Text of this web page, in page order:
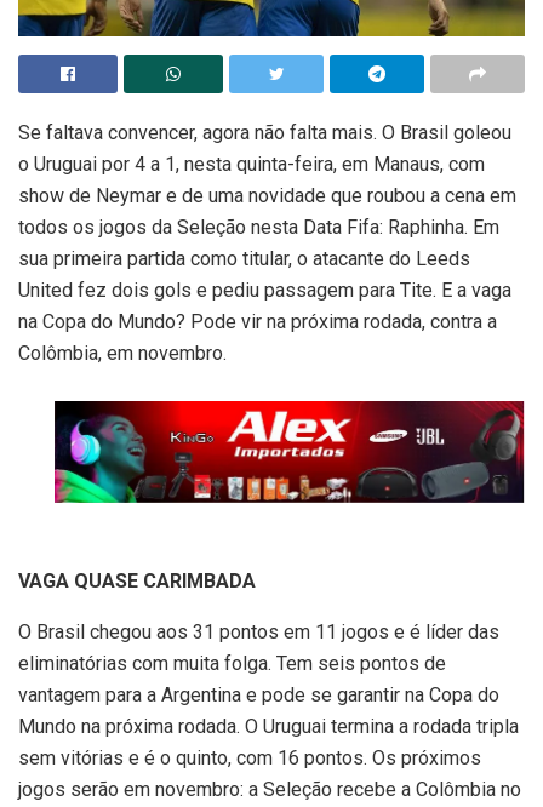
Se faltava convencer, agora não falta mais. O Brasil goleou
o Uruguai por 4 a 1, nesta quinta-feira, em Manaus, com
show de Neymar e de uma novidade que roubou a cena em
todos os jogos da Seleção nesta Data Fifa: Raphinha. Em
sua primeira partida como titular, o atacante do Leeds
United fez dois gols e pediu passagem para Tite. E a vaga
na Copa do Mundo? Pode vir na próxima rodada, contra a
Colômbia, em novembro.
VAGA QUASE CARIMBADA
O Brasil chegou aos 31 pontos em 11 jogos e é líder das
eliminatórias com muita folga. Tem seis pontos de
vantagem para a Argentina e pode se garantir na Copa do
Mundo na próxima rodada. O Uruguai termina a rodada tripla
sem vitórias e é o quinto, com 16 pontos. Os próximos
jogos serão em novembro: a Seleção recebe a Colômbia no